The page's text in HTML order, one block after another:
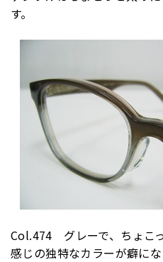
す。
Col.474 グレーで、ちょこ
感じの独特なカラーが癖にな